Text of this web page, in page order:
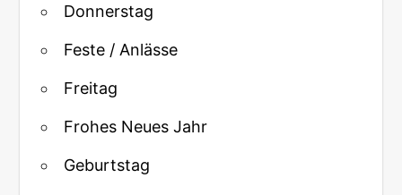
Donnerstag
Feste / Anlässe
Freitag
Frohes Neues Jahr
Geburtstag